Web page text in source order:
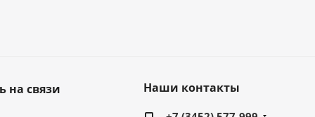
на связи Наши контакты